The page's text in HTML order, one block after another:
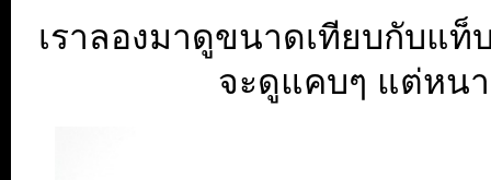
เราลองมาดูขนาดเทียบกับแท็
จะดูแคบๆ แต่หน